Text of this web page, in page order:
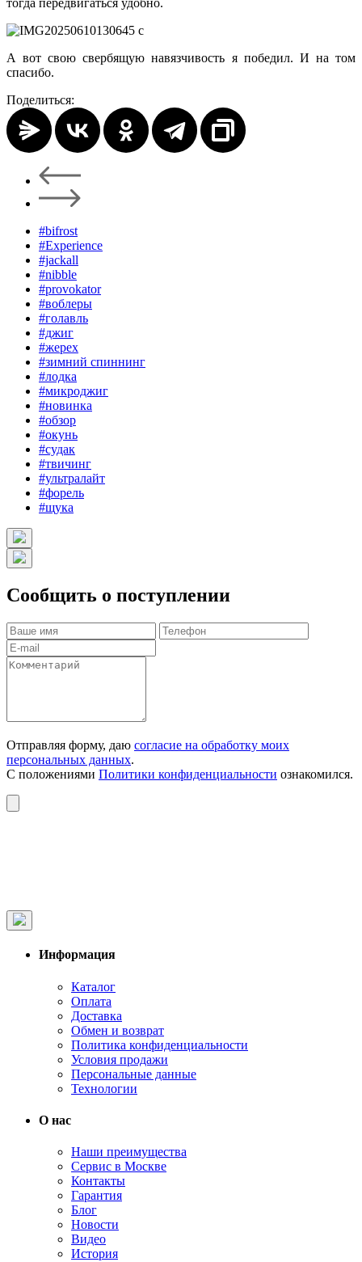
тогда передвигаться удобно.
А вот свою свербящую навязчивость я победил. И на том
спасибо.
Поделиться:
#bifrost
#Experience
#jackall
#nibble
#provokator
#воблеры
#голавль
#джиг
#жерех
#зимний спиннинг
#лодка
#микроджиг
#новинка
#обзор
#окунь
#судак
#твичинг
#ультралайт
#форель
#щука
Сообщить о поступлении
Отправляя форму, даю согласие на обработку моих
персональных данных.
С положениями Политики конфиденциальности ознакомился.
Информация
Каталог
Оплата
Доставка
Обмен и возврат
Политика конфиденциальности
Условия продажи
Персональные данные
Технологии
О нас
Наши преимущества
Сервис в Москве
Контакты
Гарантия
Блог
Новости
Видео
История